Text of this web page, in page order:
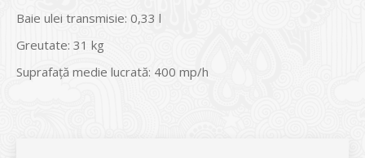
Baie ulei transmisie: 0,33 l
Greutate: 31 kg
Suprafaţă medie lucrată: 400 mp/h